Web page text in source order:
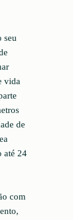
seu
vida
de
até 24
com